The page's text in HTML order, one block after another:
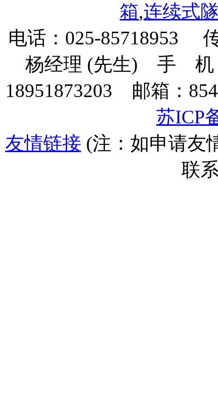
箱,连续式
电话：025-85718953
杨经理 (先生) 手 机：
18951873203 邮箱：
苏ICP
友情链接 (注：如申请友
联